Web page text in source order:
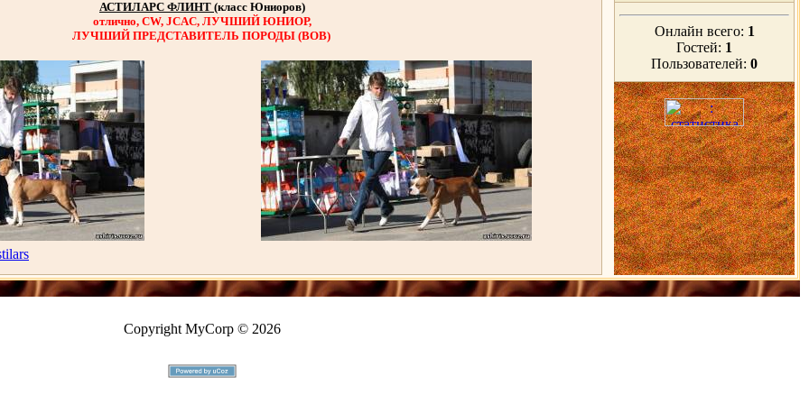
АСТИЛАРС ФЛИНТ (класс Юниоров)
отлично, CW, JCAC, ЛУЧШИЙ ЮНИОР,
ЛУЧШИЙ ПРЕДСТАВИТЕЛЬ ПОРОДЫ (ВОВ)
Онлайн всего: 1
Гостей: 1
Пользователей: 0
Copyright MyCorp © 2026